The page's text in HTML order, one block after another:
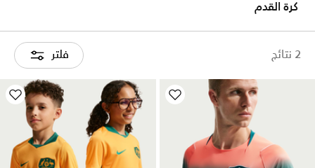
2 نتائج فلتر
كرة القدم